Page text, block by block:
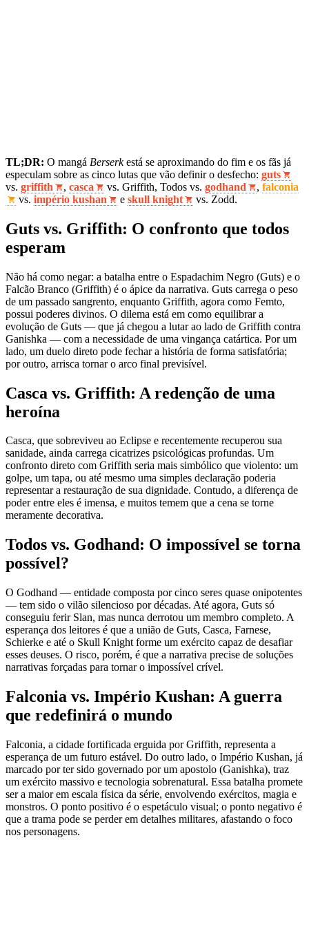
TL;DR: O mangá Berserkestá se aproximando do fim e os fãs já
especulam sobre as cinco lutas que vão definir o desfecho: guts
vs. griffith , casca vs. Griffith, Todos vs. godhand , falconia
vs. império kushan e skull knight vs. Zodd.
Guts vs. Griffith: O confronto que todos
esperam
Não há como negar: a batalha entre o Espadachim Negro (Guts) e o
Falcão Branco (Griffith) é o ápice da narrativa. Guts carrega o peso
de um passado sangrento, enquanto Griffith, agora como Femto,
possui poderes divinos. O dilema está em como equilibrar a
evolução de Guts — que já chegou a lutar ao lado de Griffith contra
Ganishka — com a necessidade de uma vingança catártica. Por um
lado, um duelo direto pode fechar a história de forma satisfatória;
por outro, arrisca tornar o arco final previsível.
Casca vs. Griffith: A redenção de uma
heroína
Casca, que sobreviveu ao Eclipse e recentemente recuperou sua
sanidade, ainda carrega cicatrizes psicológicas profundas. Um
confronto direto com Griffith seria mais simbólico que violento: um
golpe, um tapa, ou até mesmo uma simples declaração poderia
representar a restauração de sua dignidade. Contudo, a diferença de
poder entre eles é imensa, e muitos temem que a cena se torne
meramente decorativa.
Todos vs. Godhand: O impossível se torna
possível?
O Godhand — entidade composta por cinco seres quase onipotentes
— tem sido o vilão silencioso por décadas. Até agora, Guts só
conseguiu ferir Slan, mas nunca derrotou um membro completo. A
esperança dos leitores é que a união de Guts, Casca, Farnese,
Schierke e até o Skull Knight forme um exército capaz de desafiar
esses deuses. O risco, porém, é que a narrativa precise de soluções
narrativas forçadas para tornar o impossível crível.
Falconia vs. Império Kushan: A guerra
que redefinirá o mundo
Falconia, a cidade fortificada erguida por Griffith, representa a
esperança de um futuro estável. Do outro lado, o Império Kushan, já
marcado por ter sido governado por um apostolo (Ganishka), traz
um exército massivo e tecnologia sobrenatural. Essa batalha promete
ser a maior em escala física da série, envolvendo exércitos, magia e
monstros. O ponto positivo é o espetáculo visual; o ponto negativo é
que a trama pode se perder em detalhes militares, afastando o foco
nos personagens.